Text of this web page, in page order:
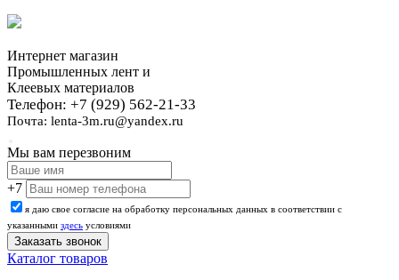
Интернет магазин
Промышленных лент и
Клеевых материалов
Телефон: +7 (929) 562-21-33
Почта: lenta-3m.ru@yandex.ru
Мы вам перезвоним
+7
я даю свое согласие на обработку персональных данных в соответствии с
указанными здесь условиями
Каталог товаров